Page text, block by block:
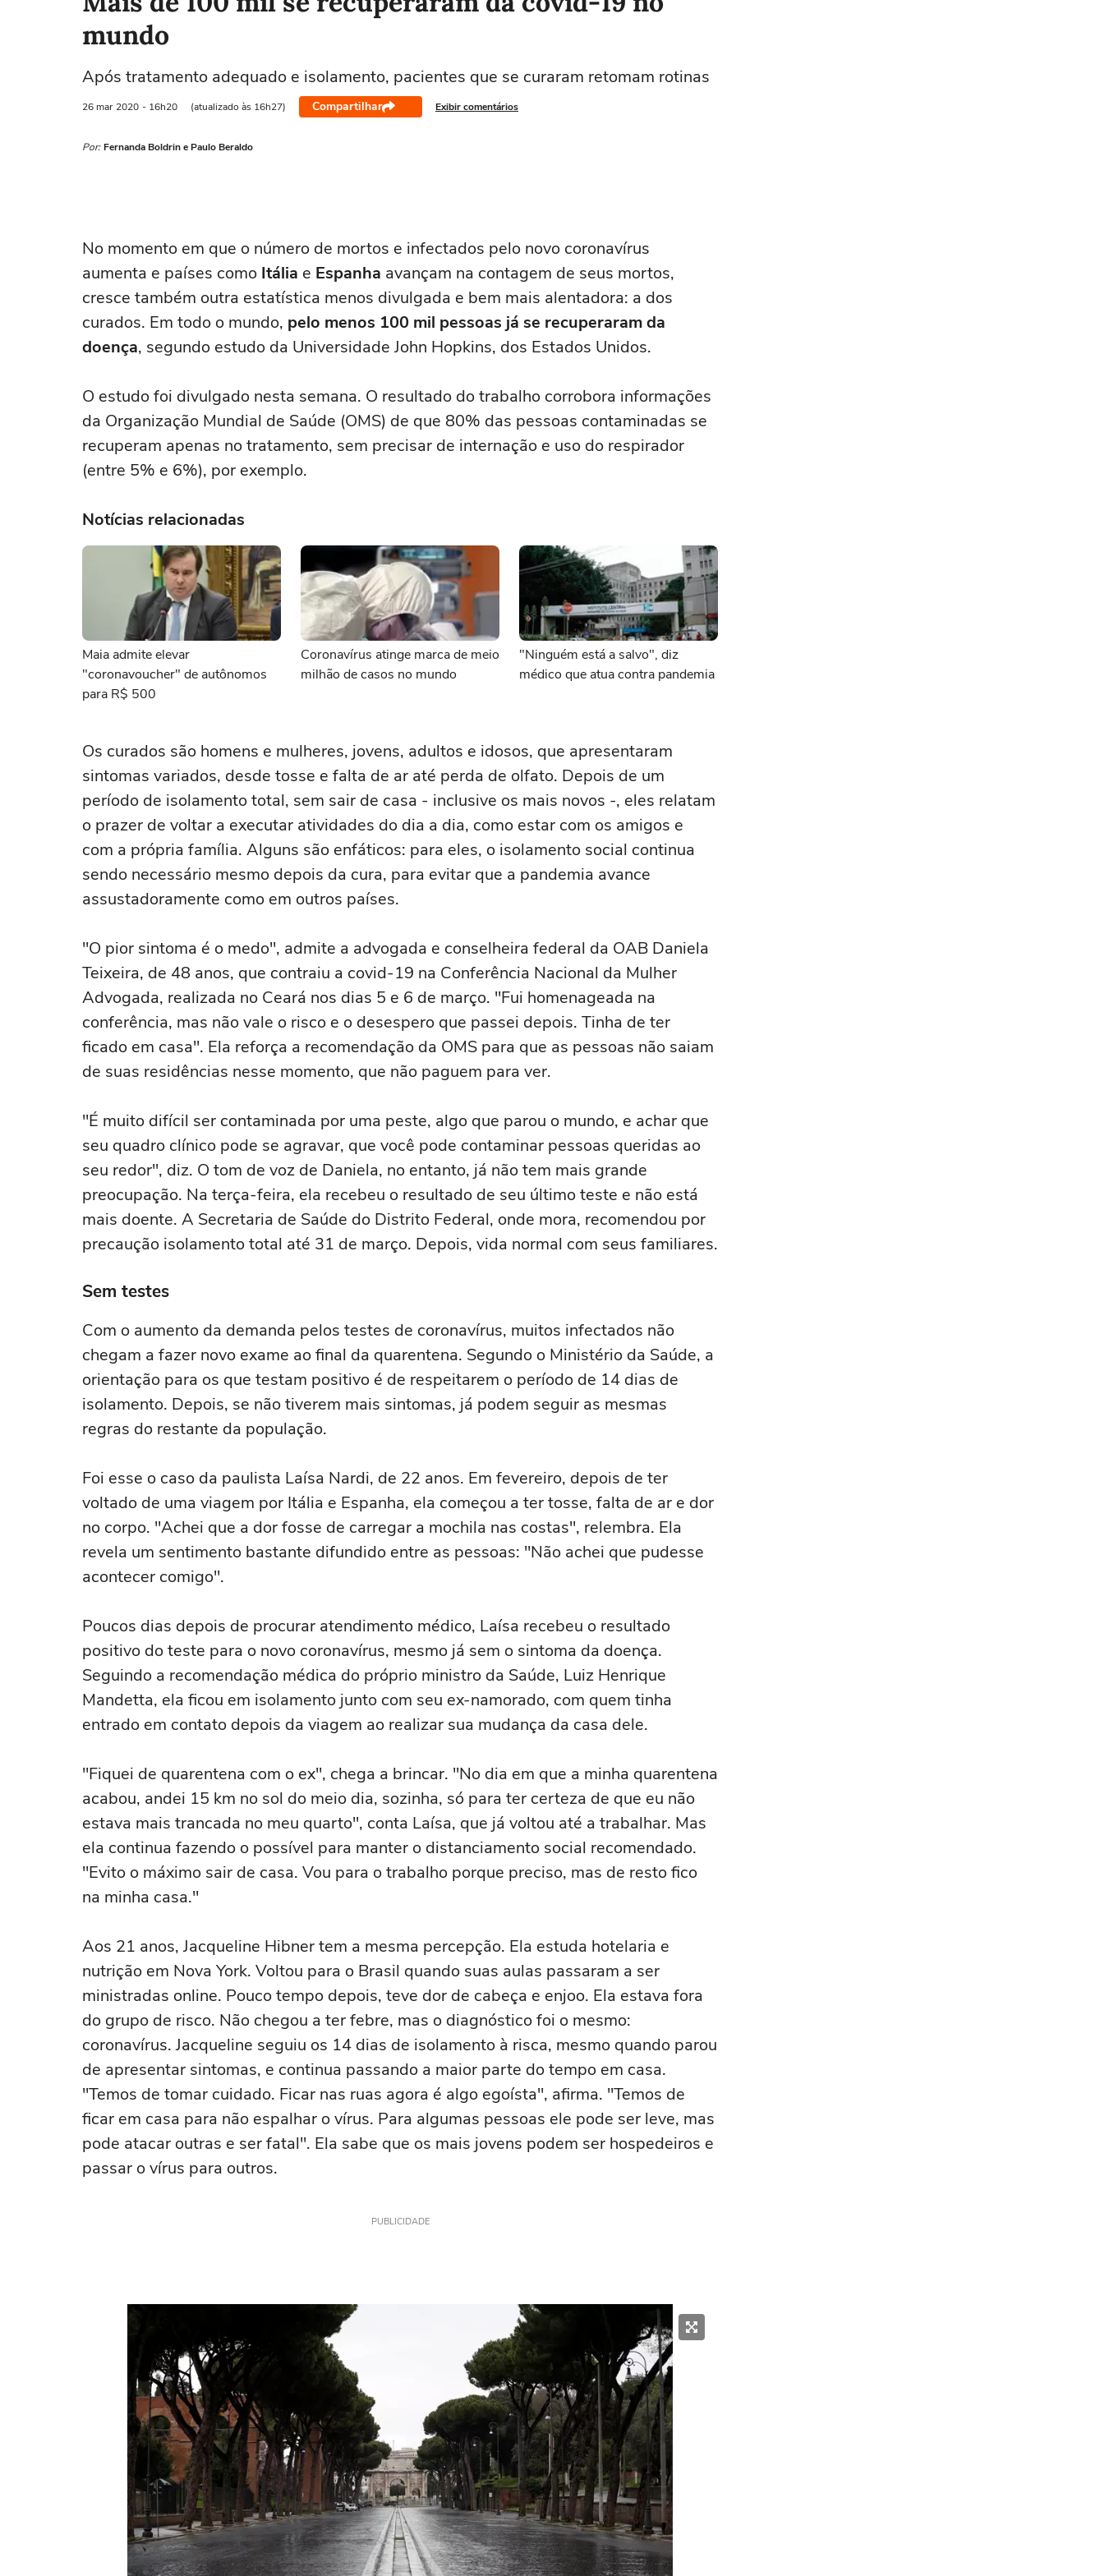
mundo
Após tratamento adequado e isolamento, pacientes que se curaram retomam rotinas
26 mar 2020 - 16h20 (atualizado às 16h27) Compartilhar Exibir comentários
Por: Fernanda Boldrin e Paulo Beraldo
No momento em que o número de mortos e infectados pelo novo coronavírus
aumenta e países como Itália e Espanha avançam na contagem de seus mortos,
cresce também outra estatística menos divulgada e bem mais alentadora: a dos
curados. Em todo o mundo, pelo menos 100 mil pessoas já se recuperaram da
doença, segundo estudo da Universidade John Hopkins, dos Estados Unidos.
O estudo foi divulgado nesta semana. O resultado do trabalho corrobora informações
da Organização Mundial de Saúde (OMS) de que 80% das pessoas contaminadas se
recuperam apenas no tratamento, sem precisar de internação e uso do respirador
(entre 5% e 6%), por exemplo.
Notícias relacionadas
Maia admite elevar
"coronavoucher" de autônomos
para R$ 500
Coronavírus atinge marca de meio
milhão de casos no mundo
"Ninguém está a salvo", diz
médico que atua contra pandemia
Os curados são homens e mulheres, jovens, adultos e idosos, que apresentaram
sintomas variados, desde tosse e falta de ar até perda de olfato. Depois de um
período de isolamento total, sem sair de casa - inclusive os mais novos -, eles relatam
o prazer de voltar a executar atividades do dia a dia, como estar com os amigos e
com a própria família. Alguns são enfáticos: para eles, o isolamento social continua
sendo necessário mesmo depois da cura, para evitar que a pandemia avance
assustadoramente como em outros países.
"O pior sintoma é o medo", admite a advogada e conselheira federal da OAB Daniela
Teixeira, de 48 anos, que contraiu a covid-19 na Conferência Nacional da Mulher
Advogada, realizada no Ceará nos dias 5 e 6 de março. "Fui homenageada na
conferência, mas não vale o risco e o desespero que passei depois. Tinha de ter
ficado em casa". Ela reforça a recomendação da OMS para que as pessoas não saiam
de suas residências nesse momento, que não paguem para ver.
"É muito difícil ser contaminada por uma peste, algo que parou o mundo, e achar que
seu quadro clínico pode se agravar, que você pode contaminar pessoas queridas ao
seu redor", diz. O tom de voz de Daniela, no entanto, já não tem mais grande
preocupação. Na terça-feira, ela recebeu o resultado de seu último teste e não está
mais doente. A Secretaria de Saúde do Distrito Federal, onde mora, recomendou por
precaução isolamento total até 31 de março. Depois, vida normal com seus familiares.
Sem testes
Com o aumento da demanda pelos testes de coronavírus, muitos infectados não
chegam a fazer novo exame ao final da quarentena. Segundo o Ministério da Saúde, a
orientação para os que testam positivo é de respeitarem o período de 14 dias de
isolamento. Depois, se não tiverem mais sintomas, já podem seguir as mesmas
regras do restante da população.
Foi esse o caso da paulista Laísa Nardi, de 22 anos. Em fevereiro, depois de ter
voltado de uma viagem por Itália e Espanha, ela começou a ter tosse, falta de ar e dor
no corpo. "Achei que a dor fosse de carregar a mochila nas costas", relembra. Ela
revela um sentimento bastante difundido entre as pessoas: "Não achei que pudesse
acontecer comigo".
Poucos dias depois de procurar atendimento médico, Laísa recebeu o resultado
positivo do teste para o novo coronavírus, mesmo já sem o sintoma da doença.
Seguindo a recomendação médica do próprio ministro da Saúde, Luiz Henrique
Mandetta, ela ficou em isolamento junto com seu ex-namorado, com quem tinha
entrado em contato depois da viagem ao realizar sua mudança da casa dele.
"Fiquei de quarentena com o ex", chega a brincar. "No dia em que a minha quarentena
acabou, andei 15 km no sol do meio dia, sozinha, só para ter certeza de que eu não
estava mais trancada no meu quarto", conta Laísa, que já voltou até a trabalhar. Mas
ela continua fazendo o possível para manter o distanciamento social recomendado.
"Evito o máximo sair de casa. Vou para o trabalho porque preciso, mas de resto fico
na minha casa."
Aos 21 anos, Jacqueline Hibner tem a mesma percepção. Ela estuda hotelaria e
nutrição em Nova York. Voltou para o Brasil quando suas aulas passaram a ser
ministradas online. Pouco tempo depois, teve dor de cabeça e enjoo. Ela estava fora
do grupo de risco. Não chegou a ter febre, mas o diagnóstico foi o mesmo:
coronavírus. Jacqueline seguiu os 14 dias de isolamento à risca, mesmo quando parou
de apresentar sintomas, e continua passando a maior parte do tempo em casa.
"Temos de tomar cuidado. Ficar nas ruas agora é algo egoísta", afirma. "Temos de
ficar em casa para não espalhar o vírus. Para algumas pessoas ele pode ser leve, mas
pode atacar outras e ser fatal". Ela sabe que os mais jovens podem ser hospedeiros e
passar o vírus para outros.
PUBLICIDADE